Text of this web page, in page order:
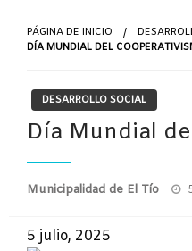
PÁGINA DE INICIO
DÍA MUNDIAL DEL
DESARROLLO SOCIAL
Día Mundial
Municipalidad de El Tío
5 julio, 2025